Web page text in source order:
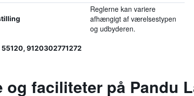
Reglerne kan variere
afhængigt af værelsestypen
og udbyderen.
9120302771272
og faciliteter på Pandu